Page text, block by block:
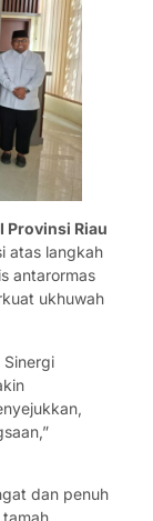
Provinsi Riau
atas langkah
antarormas
ukhuwah
Sinergi
dan penuh